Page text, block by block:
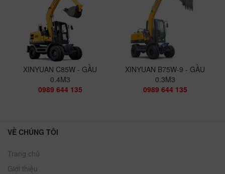
XINYUAN C85W - GẦU
0.4M3
0989 644 135
XINYUAN B75W-9 - GẦU
0.3M3
0989 644 135
VỀ CHÚNG TÔI
Trang chủ
Giới thiệu